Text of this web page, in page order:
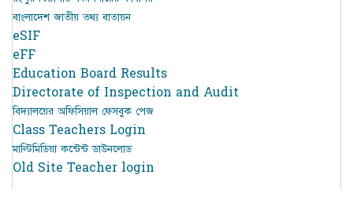
বাংলাদেশ জাতীয় তথ্য বাতায়ন
eSIF
eFF
Education Board Results
Directorate of Inspection and Audit
বিদ্যালয়ের অফিসিয়াল ফেসবুক পেজ
Class Teachers Login
মাল্টিমিডিয়া কন্টেন্ট ডাউনলোড
Old Site Teacher login